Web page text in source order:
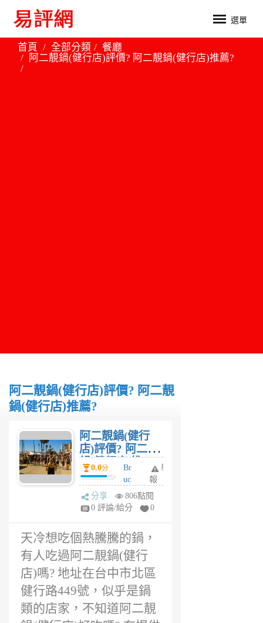
選單
首頁 全部分類
餐廳
阿二靚鍋(健行店)評價? 阿二靚鍋(健行店)推薦?
阿二靚鍋(健行店)評價? 阿二靚
鍋(健行店)推薦?
阿二靚鍋(健行
店)評價? 阿二靚
鍋(健行店)推
薦?
0.0分
Br
uc
e
6
舉
報
分享
806點閱
0 評論/給分
0
天冷想吃個熱騰騰的鍋，
有人吃過阿二靚鍋(健行
店)嗎? 地址在台中市北區
健行路449號，似乎是鍋
類的店家，不知道阿二靚